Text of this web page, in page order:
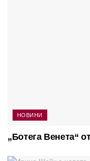
НОВИНИ
„Ботега Венета“